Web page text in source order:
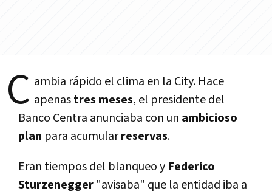
C ambia rápido el clima en la City. Hace
apenastres meses, el presidente del
Banco Centra anunciaba con un ambicioso
plan para acumularreservas.
Eran tiempos del blanqueo y Federico
Sturzenegger "avisaba" que la entidad iba a